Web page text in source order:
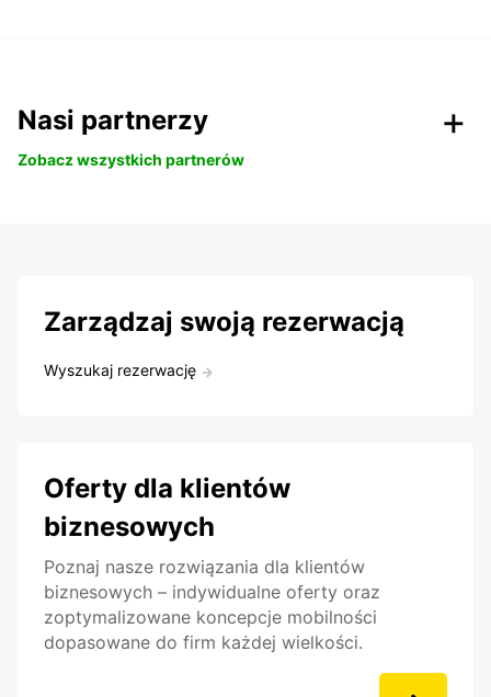
Nasi partnerzy
Zobacz wszystkich partnerów
Zarządzaj swoją rezerwacją
Wyszukaj rezerwację
Oferty dla klientów
biznesowych
Poznaj nasze rozwiązania dla klientów
biznesowych – indywidualne oferty oraz
zoptymalizowane koncepcje mobilności
dopasowane do firm każdej wielkości.